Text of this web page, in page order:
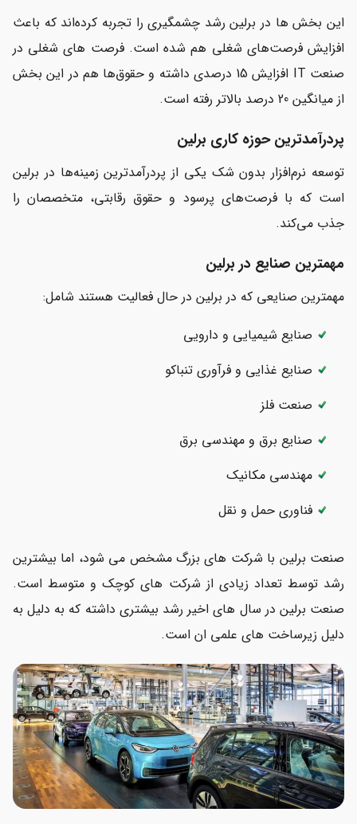
این بخش ها در برلین رشد چشمگیری را تجربه کرده‌اند که باعث
افزایش فرصت‌های شغلی هم شده است. فرصت های شغلی در
صنعت IT افزایش 15 درصدی داشته و حقوق‌ها هم در این بخش
از میانگین 20 درصد بالاتر رفته است.
پردرآمدترین حوزه کاری برلین
توسعه نرم‌افزار بدون شک یکی از پردرآمدترین زمینه‌ها در برلین
است که با فرصت‌های پرسود و حقوق رقابتی، متخصصان را
جذب می‌کند.
مهمترین صنایع در برلین
مهمترین صنایعی که در برلین در حال فعالیت هستند شامل:
صنایع شیمیایی و دارویی
صنایع غذایی و فرآوری تنباکو
صنعت فلز
صنایع برق و مهندسی برق
مهندسی مکانیک
فناوری حمل و نقل
صنعت برلین با شرکت های بزرگ مشخص می شود، اما بیشترین
رشد توسط تعداد زیادی از شرکت های کوچک و متوسط است.
صنعت برلین در سال های اخیر رشد بیشتری داشته که به دلیل به
دلیل زیرساخت های علمی ان است.